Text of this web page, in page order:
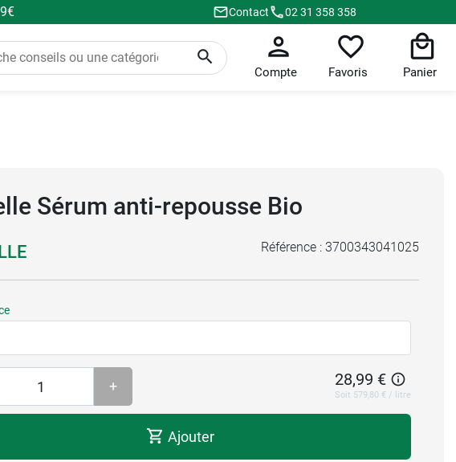
Contact 02 31 358 358
Compte Favoris Panier
Sérum anti-repousse Bio
Référence : 3700343041025
+ 28,99 €
Soit 579,80 € / litre
Ajouter